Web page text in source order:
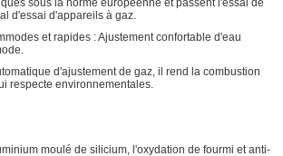
sous la norme européenne et passent l'essai de
d'essai d'appareils à gaz.
et rapides : Ajustement confortable d'eau
d'ajustement de gaz, il rend la combustion
respecte environnementales.
moulé de silicium, l'oxydation de fourmi et anti-